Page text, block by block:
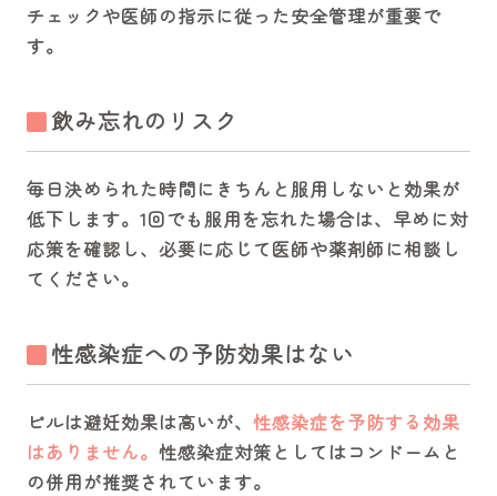
チェックや医師の指示に従った安全管理が重要で
す。
飲み忘れのリスク
毎日決められた時間にきちんと服用しないと効果が
低下します。1回でも服用を忘れた場合は、早めに対
応策を確認し、必要に応じて医師や薬剤師に相談し
てください。
性感染症への予防効果はない
ピルは避妊効果は高いが、 性感染症を予防する効果
はありません。 性感染症対策としてはコンドームと
の併用が推奨されています。